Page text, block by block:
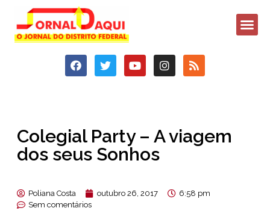
Colegial Party – A viagem
dos seus Sonhos
Poliana Costa outubro 26, 2017
6:58 pm
Sem comentários